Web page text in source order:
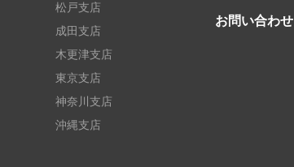
松戸支店
成田支店
木更津支店
東京支店
神奈川支店
沖縄支店
お問い合わせ